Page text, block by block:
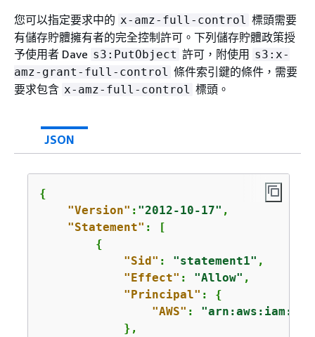
您可以指定要求中的 x-amz-full-control 標頭需要
有儲存貯體擁有者的完全控制許可。下列儲存貯體政策授
予使用者 Dave s3:PutObject 許可，附使用 s3:x-
amz-grant-full-control 條件索引鍵的條件，需要
要求包含 x-amz-full-control 標頭。
JSON
{
"Version" : "2012-10-17" ,
"Statement" : [
{
"Sid" : "statement1" ,
"Effect" : "Allow" ,
"Principal" : {
"AWS" : "arn:aws:iam::
            },